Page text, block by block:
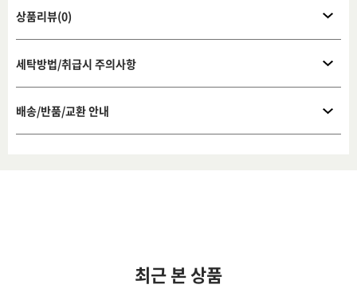
상품리뷰(0)
세탁방법/취급시 주의사항
배송/반품/교환 안내
최근 본 상품